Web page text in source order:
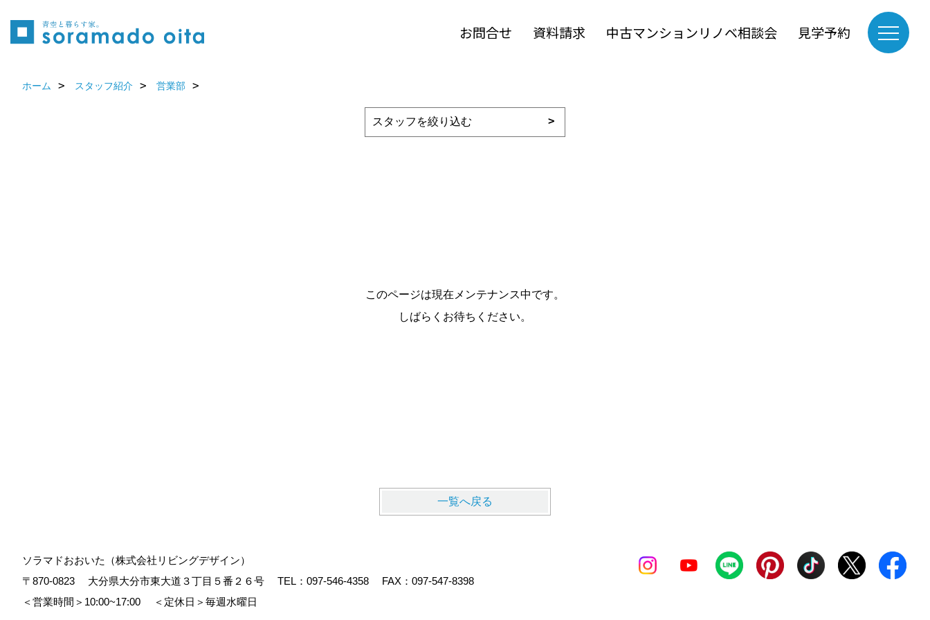
お問合せ 資料請求 中古マンションリノベ相談会 見学予約
ホーム スタッフ紹介 営業部
このページは現在メンテナンス中です。
しばらくお待ちください。
一覧へ戻る
ソラマドおおいた（株式会社リビングデザイン）
〒870-0823
大分県大分市東大道３丁目５番２６号 TEL： 097-546-4358
FAX：097-547-8398
＜営業時間＞10:00~17:00
＜定休日＞毎週水曜日